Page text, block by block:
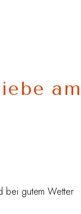
am
bei gutem Wetter